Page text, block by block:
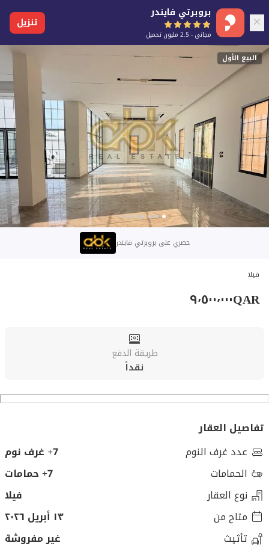
بروبرتي فايندر
مجاني - 2.5 مليون تحميل
تنزيل
البيع الأول
حصري على بروبرتي فايندر
فيلا
QAR٩٬٥٠٠٬٠٠٠
طريقة الدفع
نقداً
تفاصيل العقار
عدد غرف النوم
7+ غرف نوم
الحمامات
7+ حمامات
نوع العقار
فيلا
متاح من
١٣ أبريل ٢٠٢٦
تأثيث
غير مفروشة